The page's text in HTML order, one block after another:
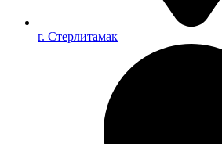
г. Стерлитамак